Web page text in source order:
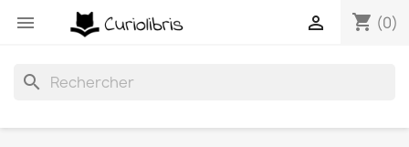
 shopping_cart (0)

search